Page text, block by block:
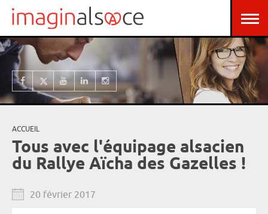
Aller au contenu principal
Vous êtes ici
ACCUEIL
Tous avec l'équipage alsacien
du Rallye Aïcha des Gazelles !
20 février 2017
Panneau de gestion des cookies